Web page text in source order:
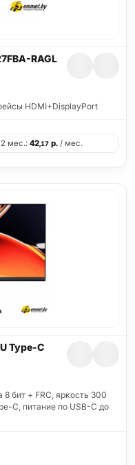
RAGL
HDMI+DisplayPort
мес.: 42,17 р. / мес.
Type-C
8 бит + FRC, яркость 300
C, питание по USB-C до